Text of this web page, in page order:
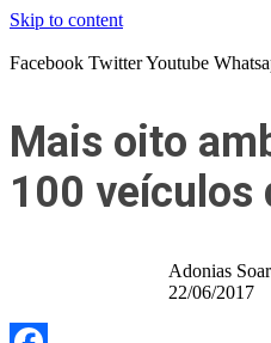
Skip to content
Facebook TwitterYoutube
Mais oito
100 veículos
Adonias
22/06/2017